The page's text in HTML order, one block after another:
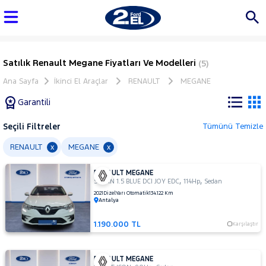
Satılık Renault Megane Fiyatları Ve Modelleri (5)
Ana Sayfa İkinci El Araçlar RENAULT MEGANE
Garantili
Tüm
Araçlar
AUDI
BMC
BMW
BYD
Seçili Filtreler Tümünü Temizle
RENAULT x MEGANE x
RENAULT MEGANE
SEDAN 1.5 BLUE DCI JOY EDC,114Hp, Sedan
2021 DizelYarı Otomatik134.122 Km
Antalya
1.190.000 TL Karşılaştır
RENAULT MEGANE